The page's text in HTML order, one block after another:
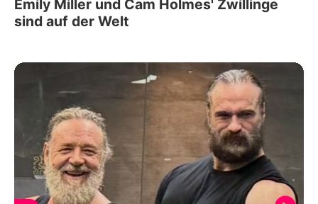
Emily Miller und Cam Holmes' Zwillinge
sind auf der Welt